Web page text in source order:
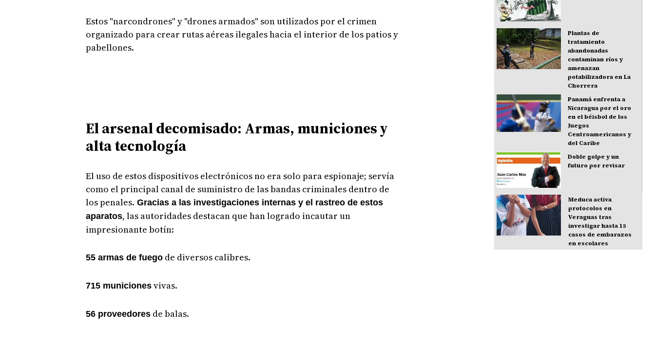
Estos "narcondrones" y "drones armados" son utilizados por el crimen
organizado para crear rutas aéreas ilegales hacia el interior de los patios y
pabellones.
El arsenal decomisado: Armas, municiones y
alta tecnología
El uso de estos dispositivos electrónicos no era solo para espionaje; servía
como el principal canal de suministro de las bandas criminales dentro de
los penales. Gracias a las investigaciones internas y el rastreo de estos
aparatos, las autoridades destacan que han logrado incautar un
impresionante botín:
55 armas de fuegode diversos calibres.
715 municionesvivas.
56 proveedoresde balas.
Plantas de
tratamiento
abandonadas
contaminan ríos y
amenazan
potabilizadora en La
Chorrera
Panamá enfrenta a
Nicaragua por el oro
en el béisbol de los
Juegos
Centroamericanos y
del Caribe
Doble golpe y un
futuro por revisar
Meduca activa
protocolos en
Veraguas tras
investigar hasta 15
casos de embarazos
en escolares